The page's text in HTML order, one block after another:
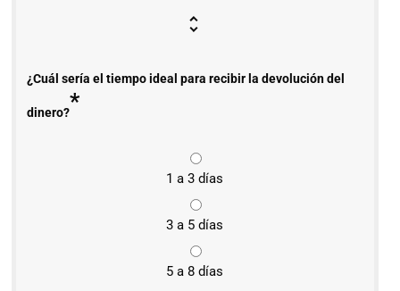
¿Cuál sería el tiempo ideal para recibir la devolución del
dinero?*
1 a 3 días
3 a 5 días
5 a 8 días